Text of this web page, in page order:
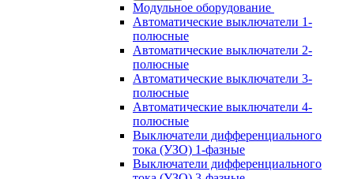
Модульное оборудование
Автоматические выключатели 1-
полюсные
Автоматические выключатели 2-
полюсные
Автоматические выключатели 3-
полюсные
Автоматические выключатели 4-
полюсные
Выключатели дифференциального
тока (УЗО) 1-фазные
Выключатели дифференциального